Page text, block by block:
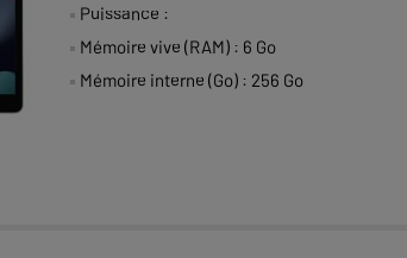
Puissance :
Mémoire vive (RAM) : 6 Go
Mémoire interne (Go) : 256 Go